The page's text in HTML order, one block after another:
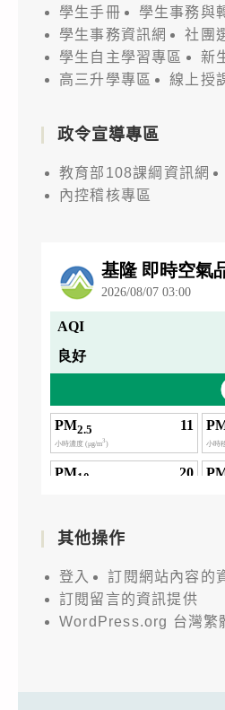
學生手冊
學生事務與
學生事務資訊網
社團
學生自主學習專區
新
高三升學專區
線上授
政令宣導專區
教育部108課綱資訊網
內控稽核專區
其他操作
登入
訂閱網站內容的
訂閱留言的資訊提供
WordPress.org 台灣繁